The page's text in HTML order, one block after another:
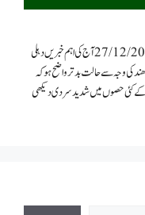
اردو نیوز آج کی تازہ ترین خبریں ۳/جمادی الثانی۱۴۴۴؁ھ 27/12/2022 آج کی اہم خبریں دہلی
کی وجہ سے حالت بدترواضح ہوکہ
کے کئی حصوں میں شدید سردی دیکھی